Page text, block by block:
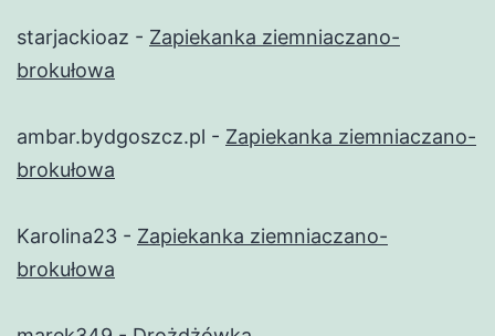
starjackioaz - Zapiekanka ziemniaczano-
brokułowa
ambar.bydgoszcz.pl - Zapiekanka ziemniaczano-
brokułowa
Karolina23 - Zapiekanka ziemniaczano-
brokułowa